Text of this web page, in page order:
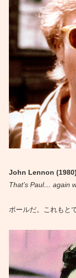
John Lennon (1980)
That’s Paul… again
ポールだ。これもと